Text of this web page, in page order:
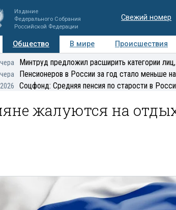
Издание
Федерального Собрания
Российской Федерации
Свежий номер
Общество В мире Происшествия
Регионы Медиацентр
Минтруд предложил расширить категории
Пенсионеров в России за год стало меньше
Соцфонд: Средняя пенсия по старости в
жалуются на